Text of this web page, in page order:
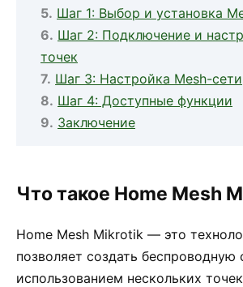
Шаг 1: Выбор и установка
Шаг 2: Подключение и
точек
Шаг 3: Настройка Mesh-сети
Шаг 4: Доступные функции
Заключение
Что такое Home Mesh
Home Mesh Mikrotik — это
позволяет создать беспроводную
использованием нескольких